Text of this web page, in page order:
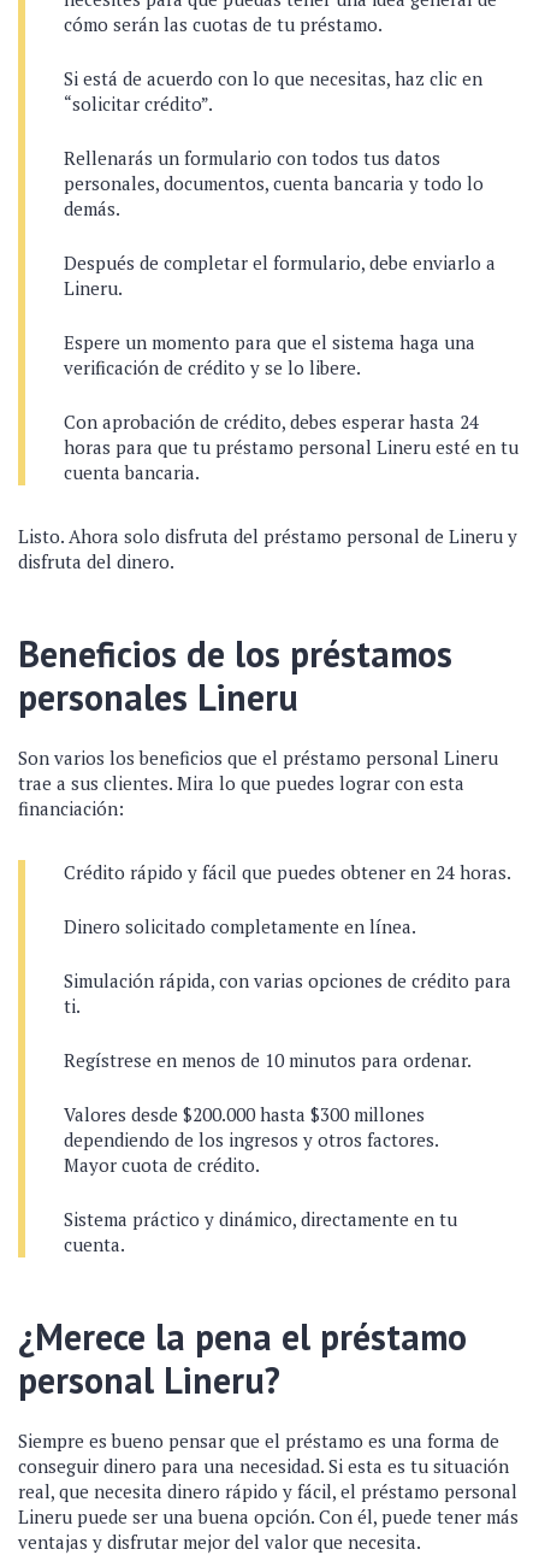
cómo serán las cuotas de tu préstamo.
Si está de acuerdo con lo que necesitas, haz clic en
“solicitar crédito”.
Rellenarás un formulario con todos tus datos
personales, documentos, cuenta bancaria y todo lo
demás.
Después de completar el formulario, debe enviarlo a
Lineru.
Espere un momento para que el sistema haga una
verificación de crédito y se lo libere.
Con aprobación de crédito, debes esperar hasta 24
horas para que tu préstamo personal Lineru esté en tu
cuenta bancaria.
Listo. Ahora solo disfruta del préstamo personal de Lineru y
disfruta del dinero.
Beneficios de los préstamos
personales Lineru
Son varios los beneficios que el préstamo personal Lineru
trae a sus clientes. Mira lo que puedes lograr con esta
financiación:
Crédito rápido y fácil que puedes obtener en 24 horas.
Dinero solicitado completamente en línea.
Simulación rápida, con varias opciones de crédito para
ti.
Regístrese en menos de 10 minutos para ordenar.
Valores desde $200.000 hasta $300 millones
dependiendo de los ingresos y otros factores.
Mayor cuota de crédito.
Sistema práctico y dinámico, directamente en tu
cuenta.
¿Merece la pena el préstamo
personal Lineru?
Siempre es bueno pensar que el préstamo es una forma de
conseguir dinero para una necesidad. Si esta es tu situación
real, que necesita dinero rápido y fácil, el préstamo personal
Lineru puede ser una buena opción. Con él, puede tener más
ventajas y disfrutar mejor del valor que necesita.